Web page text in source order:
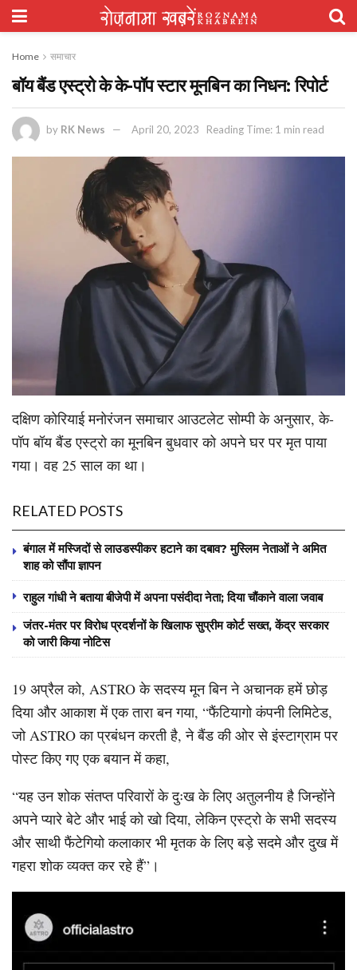
Home समाचार
बॉय बैंड एस्ट्रो के के-पॉप स्टार मूनबिन का निधन: रिपोर्ट
by RK News April 20, 2023 Reading Time: 1 min read
दक्षिण कोरियाई मनोरंजन समाचार आउटलेट सोम्पी के अनुसार, के-
पॉप बॉय बैंड एस्ट्रो का मूनबिन बुधवार को अपने घर पर मृत पाया
गया। वह 25 साल का था।
RELATED POSTS
बंगाल में मस्जिदों से लाउडस्पीकर हटाने का दबाव? मुस्लिम नेताओं ने अमित
शाह को सौंपा ज्ञापन
राहुल गांधी ने बताया बीजेपी में अपना पसंदीदा नेता; दिया चौंकाने वाला जवाब
जंतर-मंतर पर विरोध प्रदर्शनों के खिलाफ सुप्रीम कोर्ट सख्त, केंद्र सरकार
को जारी किया नोटिस
19 अप्रैल को, ASTRO के सदस्य मून बिन ने अचानक हमें छोड़
दिया और आकाश में एक तारा बन गया, “फैंटियागो कंपनी लिमिटेड,
जो ASTRO का प्रबंधन करती है, ने बैंड की ओर से इंस्टाग्राम पर
पोस्ट किए गए एक बयान में कहा,
“यह उन शोक संतप्त परिवारों के दुःख के लिए अतुलनीय है जिन्होंने
अपने प्यारे बेटे और भाई को खो दिया, लेकिन एस्ट्रो के सभी सदस्य
और साथी फैंटेगियो कलाकार भी मृतक के लिए बड़े सदमे और दुख में
गहरा शोक व्यक्त कर रहे हैं”।